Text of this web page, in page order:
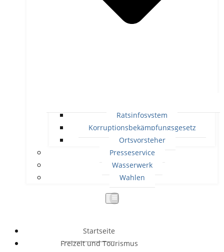
Ratsinfosystem
Korruptionsbekämpfungsgesetz
Ortsvorsteher
Presseservice
Wasserwerk
Wahlen
Startseite
Freizeit und Tourismus